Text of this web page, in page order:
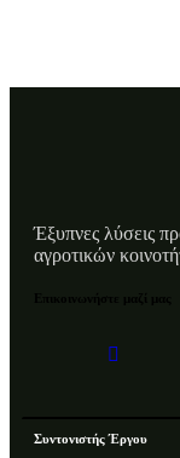
Έξυπνες λύσεις
αγροτικών
Συντονιστής Έργου